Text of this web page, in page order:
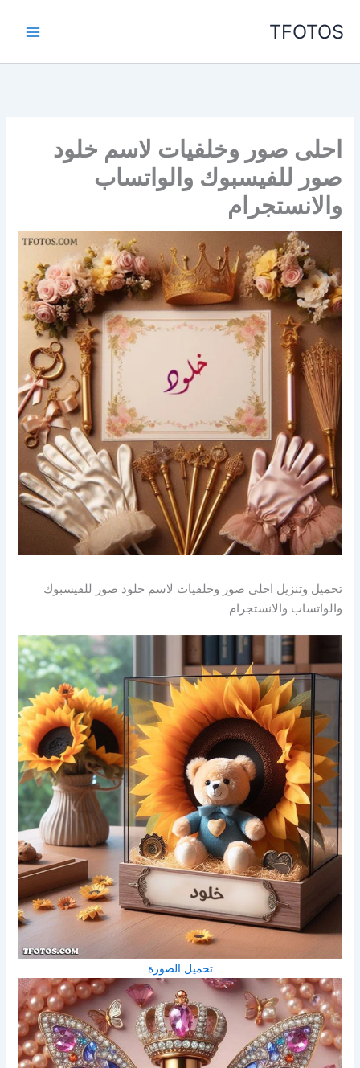
TFOTOS
احلى صور وخلفيات لاسم خلود
صور للفيسبوك والواتساب
والانستجرام
تحميل وتنزيل احلى صور وخلفيات لاسم خلود صور للفيسبوك
والواتساب والانستجرام
تحميل الصورة